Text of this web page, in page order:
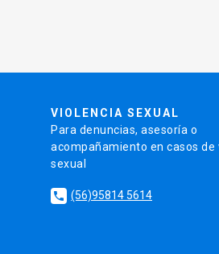
VIOLENCIA SEXUAL
Para denuncias, asesoría o
acompañamiento en casos de
sexual
local_phone (56)95814 5614